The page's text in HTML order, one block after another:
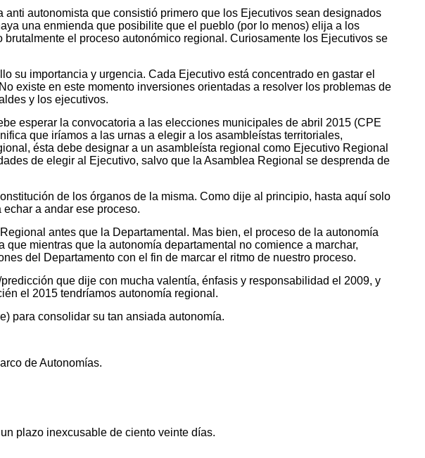
autonomista que consistió primero que los Ejecutivos sean designados
una enmienda que posibilite que el pueblo (por lo menos) elija a los
el proceso autonómico regional. Curiosamente los Ejecutivos se
su importancia y urgencia. Cada Ejecutivo está concentrado en gastar el
existe en este momento inversiones orientadas a resolver los problemas de
y los ejecutivos.
esperar la convocatoria a las elecciones municipales de abril 2015 (CPE
que iríamos a las urnas a elegir a los asambleístas territoriales,
ésta debe designar a un asambleísta regional como Ejecutivo Regional
de elegir al Ejecutivo, salvo que la Asamblea Regional se desprenda de
de los órganos de la misma. Como dije al principio, hasta aquí solo
a andar ese proceso.
antes que la Departamental. Mas bien, el proceso de la autonomía
mientras que la autonomía departamental no comience a marchar,
del Departamento con el fin de marcar el ritmo de nuestro proceso.
que dije con mucha valentía, énfasis y responsabilidad el 2009, y
el 2015 tendríamos autonomía regional.
para consolidar su tan ansiada autonomía.
de Autonomías.
plazo inexcusable de ciento veinte días.